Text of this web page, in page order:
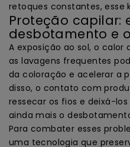
retoques constantes, esse
Proteção capilar:
desbotamento e
A exposição ao sol, o
as lavagens frequentes
da coloração e acelerar a
disso, o contato com
ressecar os fios e deixá-
ainda mais o
Para combater esses
uma tecnologia que